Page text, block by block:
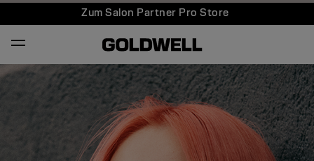
Zum Salon Partner Pro Store